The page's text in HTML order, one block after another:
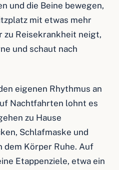
und die Beine bewegen,
mit etwas mehr
zu Reisekrankheit neigt,
und schaut nach
eigenen Rhythmus an
Nachtfahrten lohnt es
zu Hause
Schlafmaske und
dem Körper Ruhe. Auf
Etappenziele, etwa ein